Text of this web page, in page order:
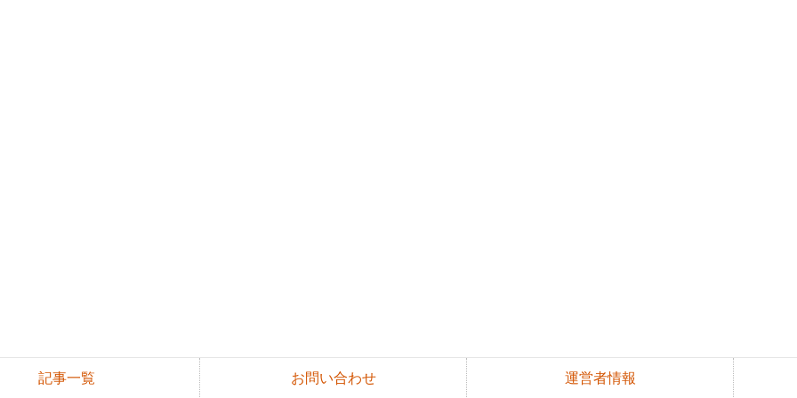
記事一覧 お問い合わせ 運営者情報